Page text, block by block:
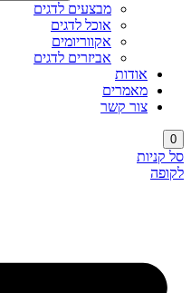
מבצעים לדגים
אוכל לדגים
אקווריומים
אביזרים לדגים
אודות
מאמרים
צור קשר
0
סל קניות
לקופה